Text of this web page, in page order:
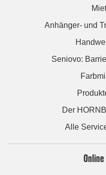
Anhänger- und
Seniovo:
Der
Alle